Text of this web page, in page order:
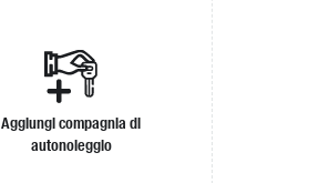
Aggiungi compagnia di
autonoleggio